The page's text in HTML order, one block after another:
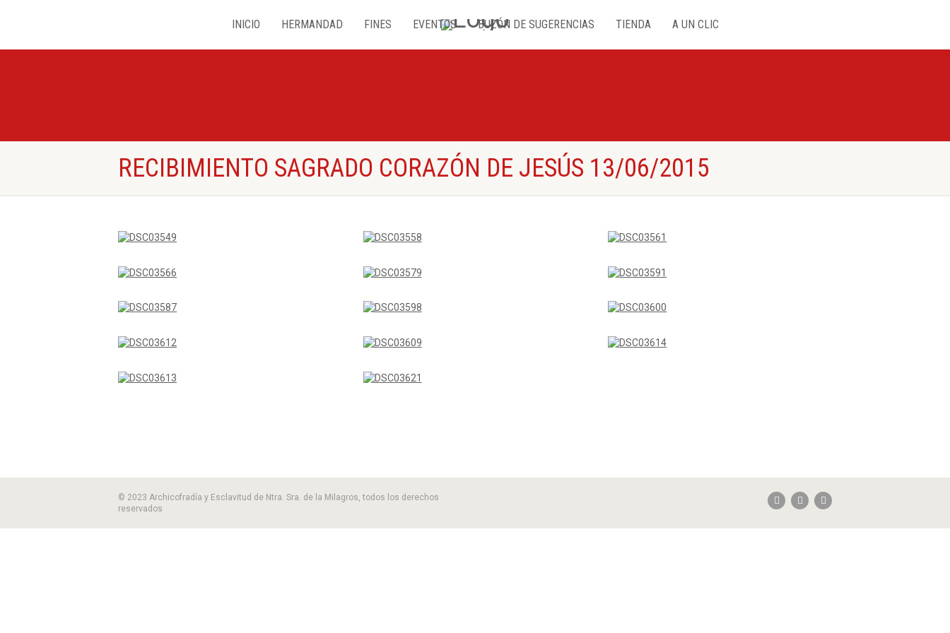
INICIO HERMANDAD FINES EVENTOS BUZÓN DE SUGERENCIAS TIENDA A UN CLIC
RECIBIMIENTO SAGRADO CORAZÓN DE JESÚS 13/06/2015
© 2023 Archicofradía y Esclavitud de Ntra. Sra. de la Milagros, todos los derechos
reservados